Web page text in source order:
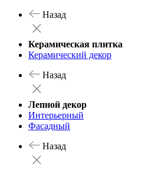
Назад
Керамическая плитка
Керамический декор
Назад
Лепной декор
Интерьерный
Фасадный
Назад